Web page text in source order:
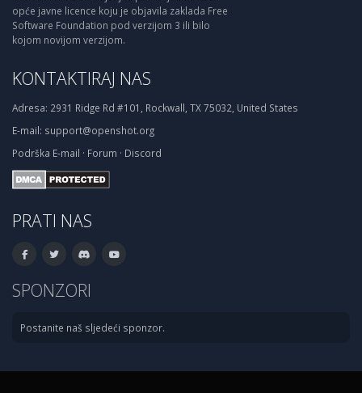
opće javne licence koju je objavila zaklada Free
Software Foundation pod verzijom 3 ili bilo
kojom novijom verzijom.
KONTAKTIRAJ NAS
Adresa: 2931 Ridge Rd #101, Rockwall, TX 75032, United States
E-mail: support@openshot.org
Podrška E-mail · Forum · Discord
PRATI NAS
SPONZORI
Postanite naš sljedeći sponzor.